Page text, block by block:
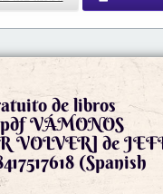
de libros
VÁMONOS
VOLVER] de
(Spanish